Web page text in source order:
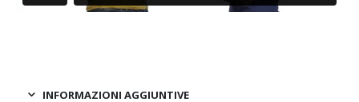
INFORMAZIONI AGGIUNTIVE